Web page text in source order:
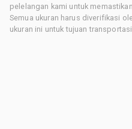
pelelangan kami untuk
Semua ukuran harus diverifikasi
ukuran ini untuk tujuan transportasi.